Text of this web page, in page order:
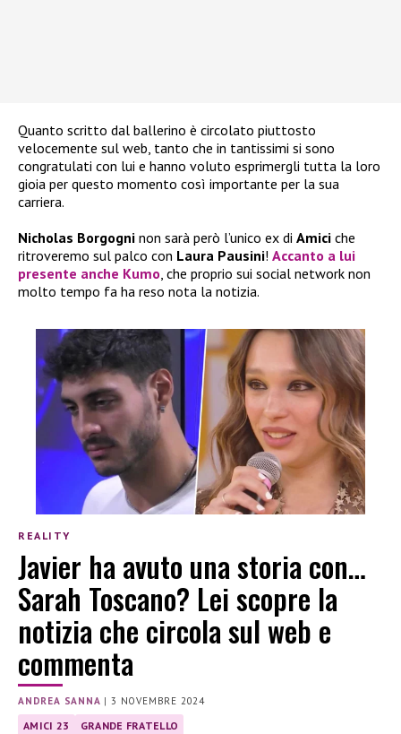
Quanto scritto dal ballerino è circolato piuttosto
velocemente sul web, tanto che in tantissimi si sono
congratulati con lui e hanno voluto esprimergli tutta la loro
gioia per questo momento così importante per la sua
carriera.
Nicholas Borgogni non sarà però l’unico ex di Amici che
ritroveremo sul palco con Laura Pausini! Accanto a lui
presente anche Kumo , che proprio sui social network non
molto tempo fa ha reso nota la notizia.
REALITY
Javier ha avuto una storia con…
Sarah Toscano? Lei scopre la
notizia che circola sul web e
commenta
ANDREA SANNA |3 NOVEMBRE 2024
AMICI 23 GRANDE FRATELLO